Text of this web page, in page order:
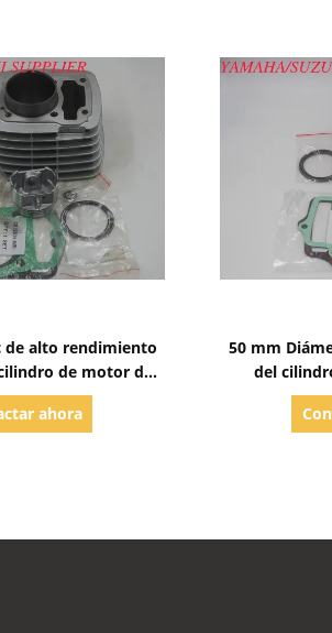
de alto rendimiento
de motor de
ahora
50 mm
del